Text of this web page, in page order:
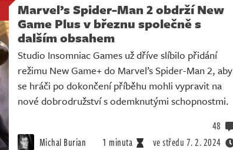
Marvel’s Spider-Man 2 obdrží New
Game Plus v březnu společně s
dalším obsahem
Studio Insomniac Games už dříve slíbilo přidání
režimu New Game+ do Marvel’s Spider-Man 2, aby
se hráči po dokončení příběhu mohli vypravit na
nové dobrodružství s odemknutými schopnostmi.
Michal Burian 1 minuta ve středu 7. 2. 2024
48